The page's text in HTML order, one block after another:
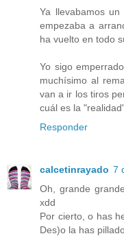
Ya llevabamos
empezaba a
ha vuelto en todo
Yo sigo
muchísimo al
van a ir los tiros
cuál es la
Responder
calcetinrayado 7
Oh, grande
xdd
Por cierto, o has
Des)o la has